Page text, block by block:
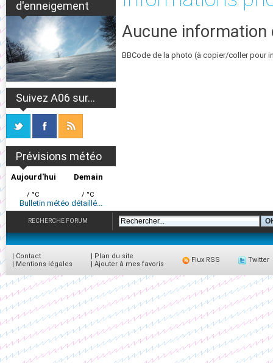
d'enneigement
Suivez A06 sur...
Prévisions météo
Aujourd'hui
/ °C
Demain
/ °C
Bulletin météo détaillé...
Aucune information
BBCode de la photo (à copier/coller pour
RECHERCHE FORUM
| Contact
| Mentions légales
| Plan du site
| Ajouter à mes favoris
Flux RSS Twitter